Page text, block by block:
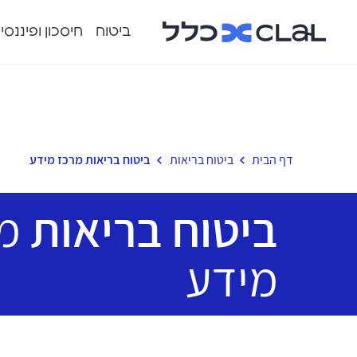
ביטוח חיסכון
דף הבית ביטוח בריאות ביטוח בריאות מרכז מידע
ביטוח בריאות
מידע